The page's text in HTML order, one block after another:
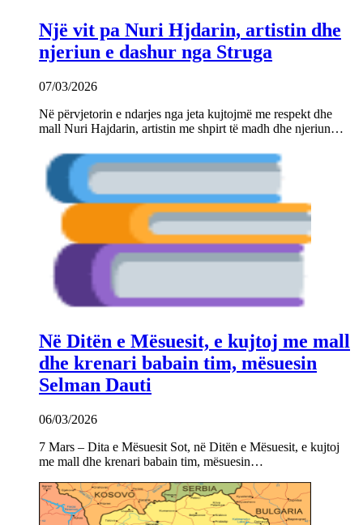
Një vit pa Nuri Hjdarin, artistin dhe
njeriun e dashur nga Struga
07/03/2026
Në përvjetorin e ndarjes nga jeta kujtojmë me respekt dhe
mall Nuri Hajdarin, artistin me shpirt të madh dhe njeriun…
Në Ditën e Mësuesit, e kujtoj me mall
dhe krenari babain tim, mësuesin
Selman Dauti
06/03/2026
7 Mars – Dita e Mësuesit Sot, në Ditën e Mësuesit, e kujtoj
me mall dhe krenari babain tim, mësuesin…